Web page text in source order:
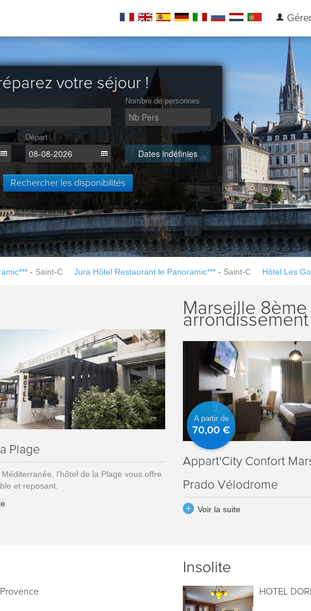
votre séjour !
Nombre de personnes
Départ
Dates indéfinies
Rechercher les disponibilités
- Saint-ClaudeJura Hôtel Restaurant le Panoramic*** - Saint-ClaudeHôtel Les
Plage
l'hôtel de la Plage vous offre
et reposant.
Marseille 8ème
arrondissement
A partir de
70,00 €
Appart'City Confort
Prado Vélodrome
Voir la suite
Insolite
HOTEL